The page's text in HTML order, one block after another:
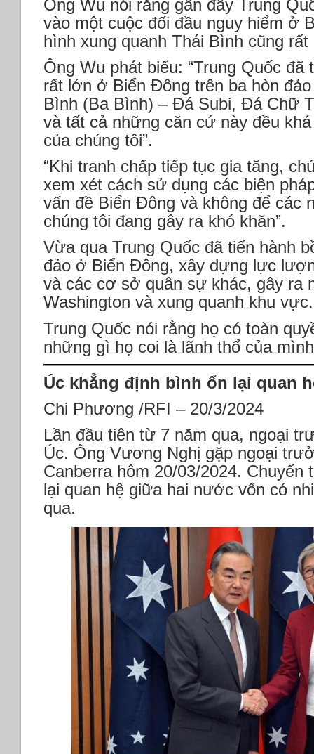
Ông Wu nói rằng gần đây Trung
vào một cuộc đối đầu nguy hiểm ở
hình xung quanh Thái Bình cũng rất
Ông Wu phát biểu: “Trung Quốc
rất lớn ở Biển Đông trên ba hòn
Bình (Ba Bình) – Đá Subi, Đá Chữ
và tất cả những căn cứ này đều
của chúng tôi”.
“Khi tranh chấp tiếp tục gia tăng,
xem xét cách sử dụng các biện
vấn đề Biển Đông và không để các
chúng tôi đang gây ra khó khăn”.
Vừa qua Trung Quốc đã tiến hành
đảo ở Biển Đông, xây dựng lực
và các cơ sở quân sự khác, gây ra
Washington và xung quanh khu vực.
Trung Quốc nói rằng họ có toàn
những gì họ coi là lãnh thổ của
Úc khẳng định bình ổn lại quan
Chi Phương /RFI – 20/3/2024
Lần đầu tiên từ 7 năm qua, ngoại
Úc. Ông Vương Nghị gặp ngoại
Canberra hôm 20/03/2024. Chuyến
lại quan hệ giữa hai nước vốn có
qua.